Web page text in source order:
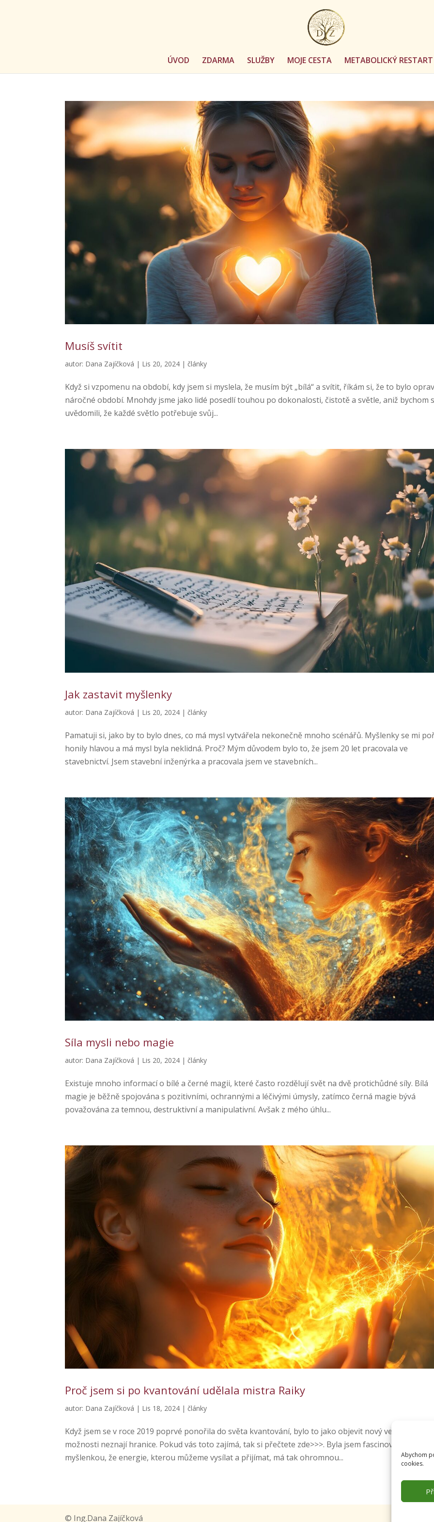
Abychom
cookies.
ÚVOD ZDARMA SLUŽBY MOJE CESTA METABOLICKÝ RESTART
Musíš svítit
autor: Dana Zajíčková | Lis 20, 2024 |články
Když si vzpomenu na období, kdy jsem si myslela, že musím být „bílá“ a svítit, říkám si, že to bylo
náročné období. Mnohdy jsme jako lidé posedlí touhou po dokonalosti, čistotě a světle, aniž bychom
uvědomili, že každé světlo potřebuje svůj...
Jak zastavit myšlenky
autor: Dana Zajíčková | Lis 20, 2024 |články
Pamatuji si, jako by to bylo dnes, co má mysl vytvářela nekonečně mnoho scénářů. Myšlenky se mi
honily hlavou a má mysl byla neklidná. Proč? Mým důvodem bylo to, že jsem 20 let pracovala ve
stavebnictví. Jsem stavební inženýrka a pracovala jsem ve stavebních...
Síla mysli nebo magie
autor: Dana Zajíčková | Lis 20, 2024 |články
Existuje mnoho informací o bílé a černé magii, které často rozdělují svět na dvě protichůdné síly. Bílá
magie je běžně spojována s pozitivními, ochrannými a léčivými úmysly, zatímco černá magie bývá
považována za temnou, destruktivní a manipulativní. Avšak z mého úhlu...
Proč jsem si po kvantování udělala mistra Raiky
autor: Dana Zajíčková | Lis 18, 2024 |články
Když jsem se v roce 2019 poprvé ponořila do světa kvantování, bylo to jako objevit nový vesmír, kde
možnosti neznají hranice. Pokud vás toto zajímá, tak si přečtete zde>>>. Byla jsem fascinována
myšlenkou, že energie, kterou můžeme vysílat a přijímat, má tak ohromnou...
© Ing.Dana Zajíčková